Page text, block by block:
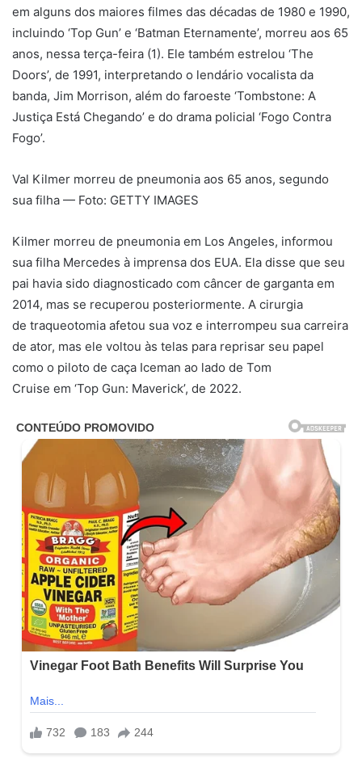
em alguns dos maiores filmes das décadas de 1980 e 1990,
incluindo ‘Top Gun’ e ‘Batman Eternamente’, morreu aos 65
anos, nessa terça-feira (1). Ele também estrelou ‘The
Doors’, de 1991, interpretando o lendário vocalista da
banda, Jim Morrison, além do faroeste ‘Tombstone: A
Justiça Está Chegando’ e do drama policial ‘Fogo Contra
Fogo’.
Val Kilmer morreu de pneumonia aos 65 anos, segundo
sua filha — Foto: GETTY IMAGES
Kilmer morreu de pneumonia em Los Angeles, informou
sua filha Mercedes à imprensa dos EUA. Ela disse que seu
pai havia sido diagnosticado com câncer de garganta em
2014, mas se recuperou posteriormente. A cirurgia
de traqueotomia afetou sua voz e interrompeu sua carreira
de ator, mas ele voltou às telas para reprisar seu papel
como o piloto de caça Iceman ao lado de Tom
Cruise em ‘Top Gun: Maverick’, de 2022.